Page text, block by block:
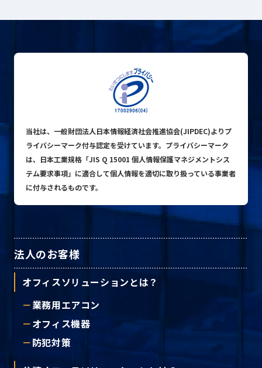
mail お問い合わせ
公式SNS
プライバシーポリシー
© ACN Inc.
当社は、一般財団法人日本情報経済社会推進協会(JIPDEC)よりプ
ライバシーマーク付与認定を受けています。プライバシーマーク
は、日本工業規格「JIS Q 15001 個人情報保護マネジメントシス
テム要求事項」に適合して個人情報を適切に取り扱っている事業者
に付与されるものです。
法人のお客様
オフィスソリューションとは？
業務用エアコン
オフィス機器
防犯対策